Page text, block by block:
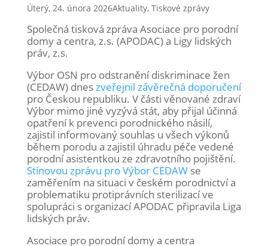
Úterý, 24. února 2026Aktuality, Tiskové zprávy
Společná tisková zpráva Asociace pro porodní
domy a centra, z.s. (APODAC) a Ligy lidských
práv, z.s.
Výbor OSN pro odstranění diskriminace žen
(CEDAW) dneszveřejnil závěrečná doporučení
pro Českou republiku. V části věnované zdraví
Výbor mimo jiné vyzývá stát, aby přijal účinná
opatření k prevenci porodnického násilí,
zajistil informovaný souhlas u všech výkonů
během porodu a zajistil úhradu péče vedené
porodní asistentkou ze zdravotního pojištění.
Stínovou zprávu pro Výbor CEDAWse
zaměřením na situaci v českém porodnictví a
problematiku protiprávních sterilizací ve
spolupráci s organizací APODAC připravila Liga
lidských práv.
Asociace pro porodní domy a centra